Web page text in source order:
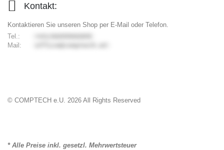
Kontakt:
Kontaktieren Sie unseren Shop per E-Mail oder Telefon.
Tel.:
Mail:
© COMPTECH e.U. 2026 All Rights Reserved
* Alle Preise inkl. gesetzl. Mehrwertsteuer